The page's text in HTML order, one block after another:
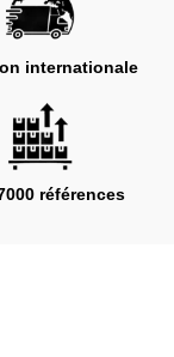
internationale
références